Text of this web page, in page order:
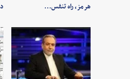
هرمز، راه تنفس…